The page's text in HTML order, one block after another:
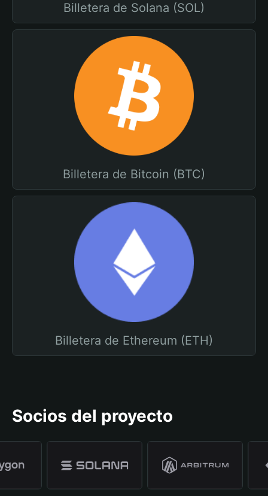
Billetera de Solana (SOL)
Billetera de Bitcoin (BTC)
Billetera de Ethereum (ETH)
Socios del proyecto